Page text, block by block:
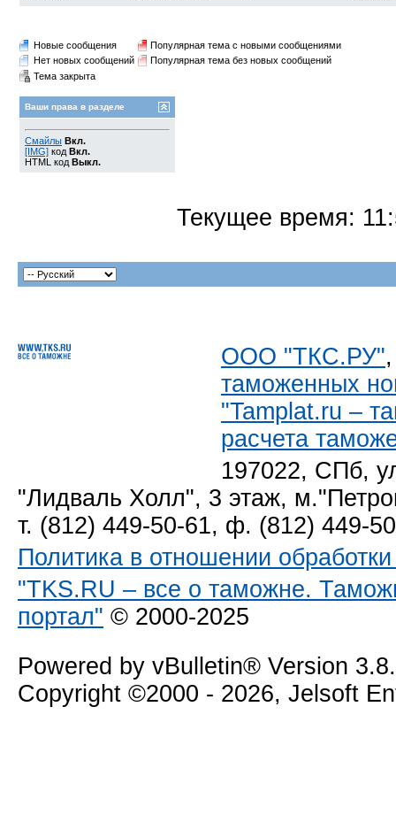
Новые сообщения
Популярная тема с новыми сообщениями
Нет новых сообщений
Популярная тема без новых сообщений
Тема закрыта
Ваши права в разделе
Смайлы Вкл.
[IMG] код Вкл.
HTML код Выкл.
Текущее время:
ООО "ТКС.РУ"
таможенных
"Tamplat.ru –
расчета
197022, СПб,
"Лидваль Холл", 3 этаж,
т. (812) 449-50-61, ф. (812) 449-
Политика в отношении
"TKS.RU – все о таможне.
портал" © 2000-2025
Powered by vBulletin® Version
Copyright ©2000 - 2026, Jelsoft